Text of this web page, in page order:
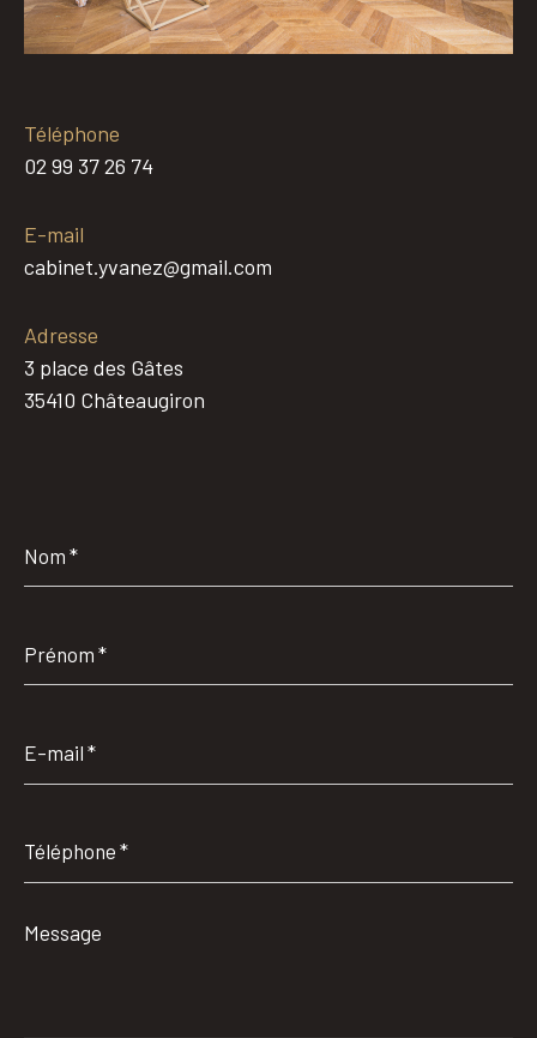
Téléphone
02 99 37 26 74
E-mail
cabinet.yvanez@gmail.com
Adresse
3 place des Gâtes
35410 Châteaugiron
*
*
mail
*
Message
*